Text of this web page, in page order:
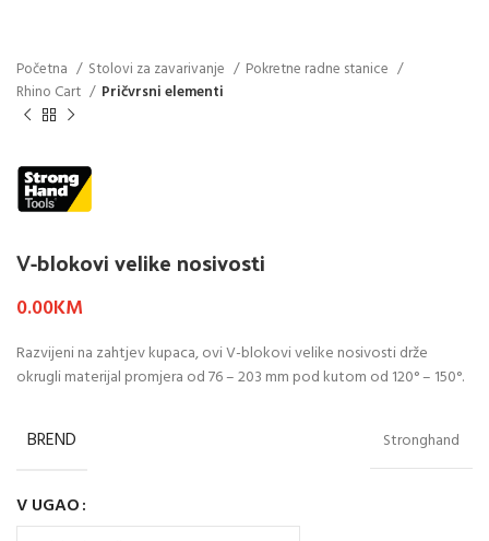
Početna Stolovi za zavarivanje
Pokretne radne stanice
Rhino Cart
Pričvrsni elementi
V-blokovi velike nosivosti
0.00KM
Razvijeni na zahtjev kupaca, ovi V-blokovi velike nosivosti drže
okrugli materijal promjera od 76 – 203 mm pod kutom od 120° – 150°.
BREND Stronghand
V UGAO